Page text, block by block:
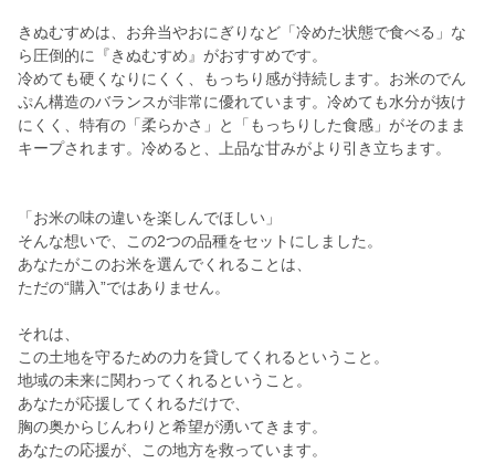
きぬむすめは、お弁当やおにぎりなど「冷めた状態で食べる」な
ら圧倒的に『きぬむすめ』がおすすめです。
冷めても硬くなりにくく、もっちり感が持続します。お米のでん
ぷん構造のバランスが非常に優れています。冷めても水分が抜け
にくく、特有の「柔らかさ」と「もっちりした食感」がそのまま
キープされます。冷めると、上品な甘みがより引き立ちます。
「お米の味の違いを楽しんでほしい」
そんな想いで、この2つの品種をセットにしました。
あなたがこのお米を選んでくれることは、
ただの“購入”ではありません。
それは、
この土地を守るための力を貸してくれるということ。
地域の未来に関わってくれるということ。
あなたが応援してくれるだけで、
胸の奥からじんわりと希望が湧いてきます。
あなたの応援が、この地方を救っています。